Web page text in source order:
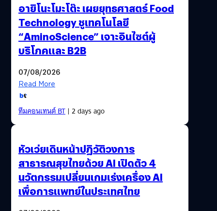
อายิโนะโมะโต๊ะ เผยยุทธศาสตร์ Food
Technology ชูเทคโนโลยี
“AminoScience” เจาะอินไซต์ผู้
บริโภคและ B2B
07/08/2026
Read More
ทีมคอนเทนต์ BT| 2 days ago
หัวเว่ยเดินหน้าปฏิวัติวงการ
สาธารณสุขไทยด้วย AI เปิดตัว 4
นวัตกรรมเปลี่ยนเกมเร่งเครื่อง AI
เพื่อการแพทย์ในประเทศไทย